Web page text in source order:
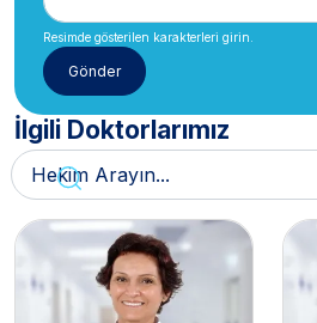
Resimde gösterilen karakterleri girin.
İlgili Doktorlarımız